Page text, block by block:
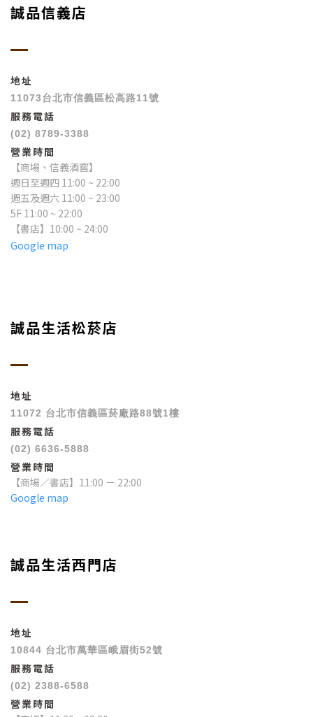
誠品信義店
地址
11073台北市信義區松高路11號
服務電話
(02) 8789-3388
營業時間
【商場、信義酒窖】
週日至週四 11:00 ~ 22:00
週五及週六 11:00 ~ 23:00
5F 11:00 ~ 22:00
【書店】10:00 ~ 24:00
Google map
誠品生活松菸店
地址
11072 台北市信義區菸廠路88號1樓
服務電話
(02) 6636-5888
營業時間
【商場／書店】11:00 － 22:00
Google map
誠品生活西門店
地址
10844 台北市萬華區峨眉街52號
服務電話
(02) 2388-6588
營業時間